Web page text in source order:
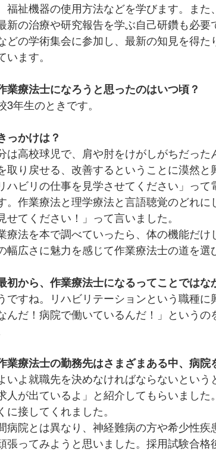
福祉機器の使用方法などを学びます。ま
新の治療や研究報告を学ぶ自己研鑽も必
どの学術集会に参加し、最新の知見を得
います。
業療法士になろうと思ったのはいつ頃？
3年生のときです。
っかけは？
は高校球児で、肩や肘をけがしがちだっ
取り戻せる、改善するということに漠然
リハビリの仕事を見学させてください」っ
。 作業療法と理学療法と言語聴覚のどれに
せてください！」って言いました。
療法を本で調べていったら、体の機能だ
幅広さに魅力を感じて作業療法士の道を選
初から、作業療法士になるってことではな
ですね。リハビリテーションという職種
んだ！病院で働いているんだ！」という
業療法士の勤務先はさまざまある中、病院
いよ就職先を決めなければならないとい
人が出ているよ」と紹介してもらいまし
に接してくれました。
病院とは異なり、神経難病の方や希少性
張ってみようと思いました。採用試験合格